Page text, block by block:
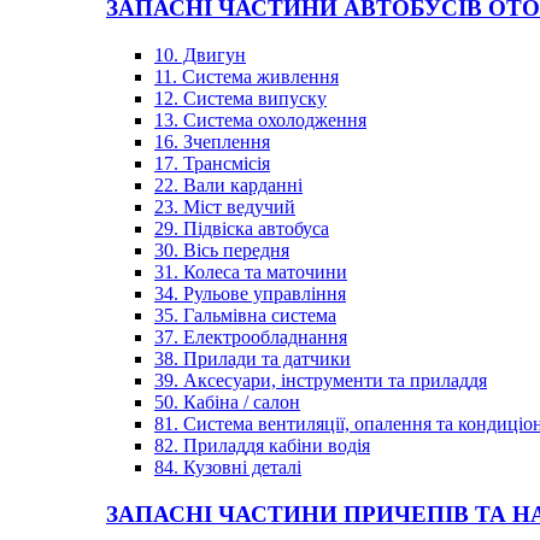
ЗАПАСНІ ЧАСТИНИ АВТОБУСІВ
10. Двигун
11. Система живлення
12. Система випуску
13. Система охолодження
16. Зчеплення
17. Трансмісія
22. Вали карданні
23. Міст ведучий
29. Підвіска автобуса
30. Вісь передня
31. Колеса та маточини
34. Рульове управління
35. Гальмівна система
37. Електрообладнання
38. Прилади та датчики
39. Аксесуари, інструменти та приладдя
50. Кабіна / салон
81. Система вентиляції, опалення та
82. Приладдя кабіни водія
84. Кузовні деталі
ЗАПАСНІ ЧАСТИНИ ПРИЧЕПІВ ТА